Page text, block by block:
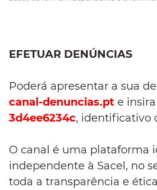
EFETUAR DENÚNCIAS
Poderá apresentar a sua
canal-denuncias.pt e
3d4ee6234c, identificativo
O canal é uma plataforma
independente à Sacel, no
toda a transparência e